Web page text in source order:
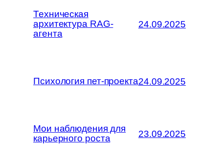
Техническая
архитектура RAG-
агента
24.09.2025
Психология пет-проекта24.09.2025
Мои наблюдения для
карьерного роста
23.09.2025